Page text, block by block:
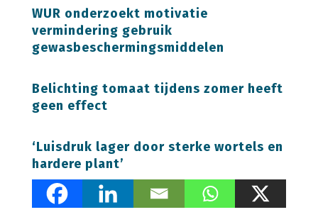
WUR onderzoekt motivatie
vermindering gebruik
gewasbeschermingsmiddelen
Belichting tomaat tijdens zomer heeft
geen effect
‘Luisdruk lager door sterke wortels en
hardere plant’